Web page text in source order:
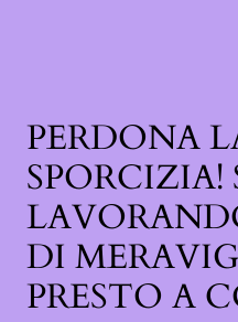
PERDONA
DI
PRESTO A